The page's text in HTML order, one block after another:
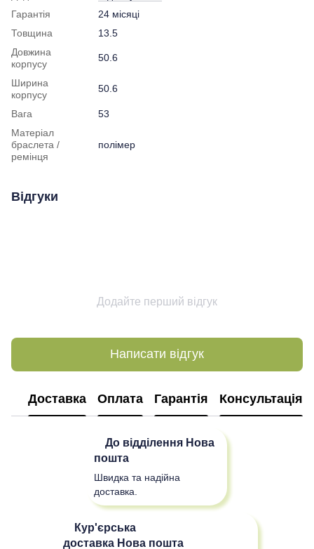
Гарантія
24 місяці
Товщина
13.5
Довжина
корпусу
50.6
Ширина
корпусу
50.6
Вага
53
Матеріал
браслета /
ремінця
полімер
Відгуки
Додайте перший відгук
Написати відгук
Доставка Оплата Гарантія Консультація
До відділення Нова
пошта
Швидка та надійна
доставка.
Кур'єрська
доставка Нова пошта